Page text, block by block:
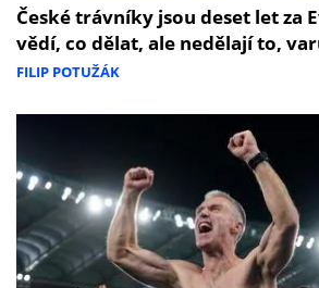
České trávníky jsou deset let za
vědí, co dělat, ale nedělají to,
FILIP POTUŽÁK